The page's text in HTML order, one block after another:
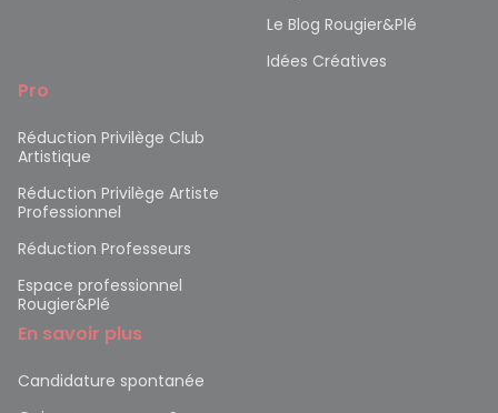
Le Blog Rougier&Plé
Idées Créatives
Pro
Réduction Privilège Club
Artistique
Réduction Privilège Artiste
Professionnel
Réduction Professeurs
Espace professionnel
Rougier&Plé
En savoir plus
Candidature spontanée